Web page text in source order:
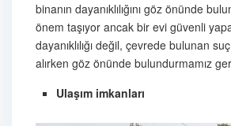
binanın dayanıklılığını göz önünde
önem taşıyor ancak bir evi güvenli
dayanıklılığı değil, çevrede bulunan
alırken göz önünde bulundurmamız
Ulaşım imkanları